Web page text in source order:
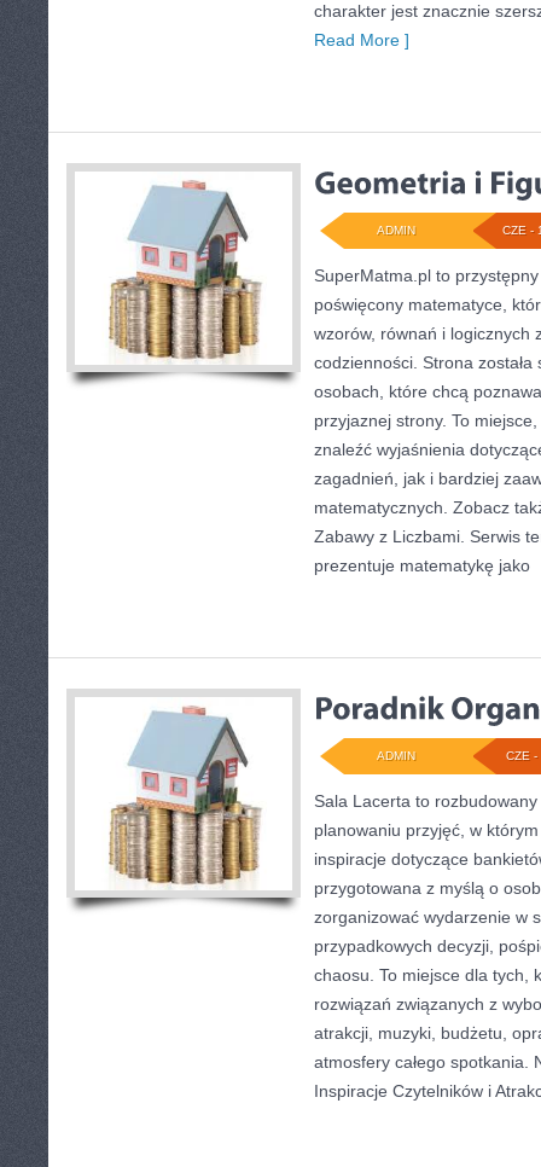
charakter jest znacznie
Read More ]
CZE -
ADMIN
SuperMatma.pl to
poświęcony matematyce,
wzorów, równań i logicznych
codzienności. Strona
osobach, które chcą
przyjaznej strony. To
znaleźć wyjaśnienia
zagadnień, jak i bardziej
matematycznych. Zobacz
Zabawy z Liczbami. Serwis
prezentuje matematykę jako
CZE -
ADMIN
Sala Lacerta to
planowaniu przyjęć, w
inspiracje dotyczące
przygotowana z myślą o
zorganizować wydarzenie w
przypadkowych decyzji,
chaosu. To miejsce dla tych,
rozwiązań związanych z
atrakcji, muzyki, budżetu,
atmosfery całego spotkania.
Inspiracje Czytelników i